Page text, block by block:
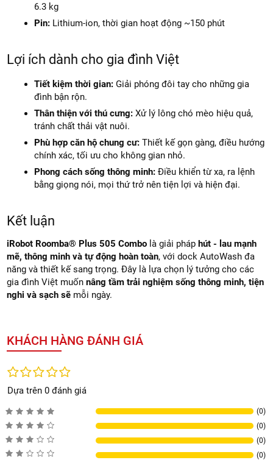
6.3 kg
Pin: Lithium-ion, thời gian hoạt động ~150 phút
Lợi ích dành cho gia đình Việt
Tiết kiệm thời gian: Giải phóng đôi tay cho những gia
đình bận rộn.
Thân thiện với thú cưng: Xử lý lông chó mèo hiệu quả,
tránh chất thải vật nuôi.
Phù hợp căn hộ chung cư: Thiết kế gọn gàng, điều hướng
chính xác, tối ưu cho không gian nhỏ.
Phong cách sống thông minh: Điều khiển từ xa, ra lệnh
bằng giọng nói, mọi thứ trở nên tiện lợi và hiện đại.
Kết luận
iRobot Roomba® Plus 505 Combo là giải pháphút - lau mạnh
mẽ, thông minh và tự động hoàn toàn, với dock AutoWash đa
năng và thiết kế sang trọng. Đây là lựa chọn lý tưởng cho các
gia đình Việt muốnnâng tầm trải nghiệm sống thông minh, tiện
nghi và sạch sẽ mỗi ngày.
KHÁCH HÀNG ĐÁNH GIÁ
Dựa trên 0 đánh giá
(0)
(0)
(0)
(0)